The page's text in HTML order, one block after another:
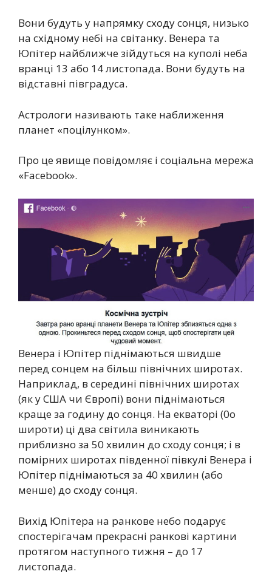
Вони будуть у напрямку сходу сонця, низько
на східному небі на світанку. Венера та
Юпітер найближче зійдуться на куполі неба
вранці 13 або 14 листопада. Вони будуть на
відставні півградуса.
Астрологи називають таке наближення
планет «поцілунком».
Про це явище повідомляє і соціальна мережа
«Facebook».
Венера і Юпітер піднімаються швидше
перед сонцем на більш північних широтах.
Наприклад, в середині північних широтах
(як у США чи Європі) вони піднімаються
краще за годину до сонця. На екваторі (0o
широти) ці два світила виникають
приблизно за 50 хвилин до сходу сонця; і в
помірних широтах південної півкулі Венера і
Юпітер піднімаються за 40 хвилин (або
менше) до сходу сонця.
Вихід Юпітера на ранкове небо подарує
спостерігачам прекрасні ранкові картини
протягом наступного тижня – до 17
листопада.